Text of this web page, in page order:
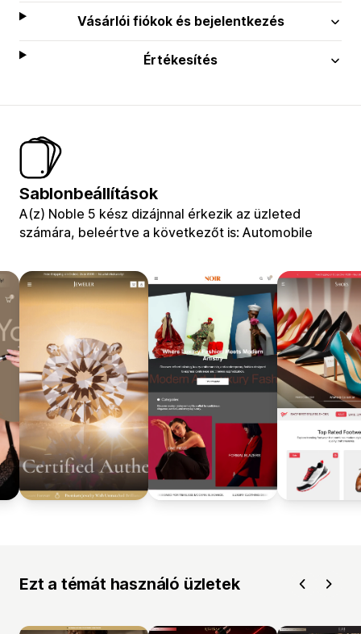
Vásárlói fiókok és bejelentkezés
Értékesítés
Sablonbeállítások
A(z) Noble 5 kész dizájnnal érkezik az üzleted
számára, beleértve a következőt is: Automobile
Ezt a témát használó üzletek